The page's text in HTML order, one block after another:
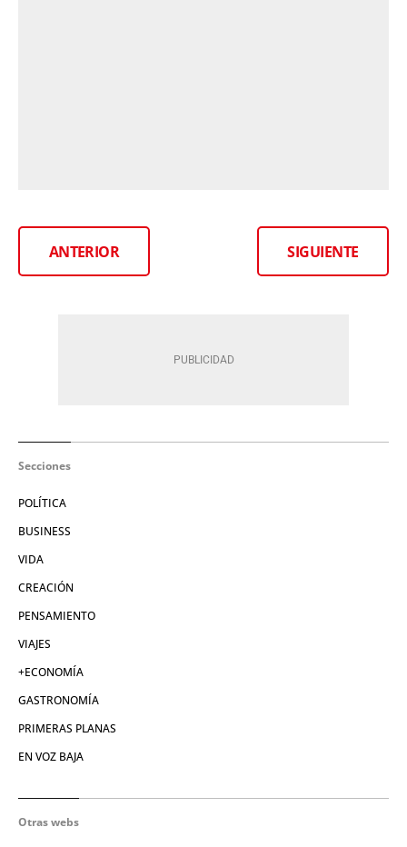
ANTERIOR SIGUIENTE
Secciones
POLÍTICA
BUSINESS
VIDA
CREACIÓN
PENSAMIENTO
VIAJES
+ECONOMÍA
GASTRONOMÍA
PRIMERAS PLANAS
EN VOZ BAJA
Otras webs